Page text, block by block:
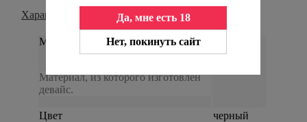
Да, мне есть 18
Нет, покинуть сайт
Характеристики
Материал
Материал, из которого изготовлен
девайс.
Цвет
черный